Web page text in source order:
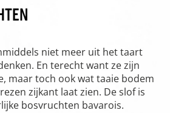
niet meer uit het taart
En terecht want ze zijn
maar toch ook wat taaie bodem
zijkant laat zien. De slof is
bosvruchten bavarois.